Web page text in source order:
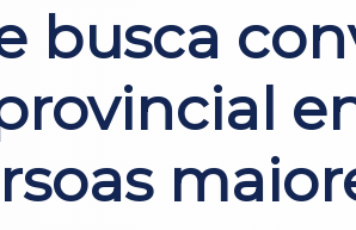
busca